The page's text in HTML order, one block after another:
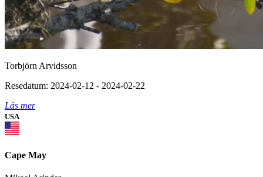
Torbjörn Arvidsson
Resedatum: 2024-02-12 - 2024-02-22
Läs mer
USA
Cape May